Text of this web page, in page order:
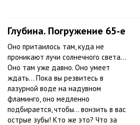
Глубина. Погружение 65-е
Оно притаилось там, куда не
проникают лучи солнечного света…
Оно там уже давно. Оно умеет
ждать… Пока вы резвитесь в
лазурной воде на надувном
фламинго, оно медленно
подбирается, чтобы… вонзить в вас
острые зубы! Кто же это? Что за